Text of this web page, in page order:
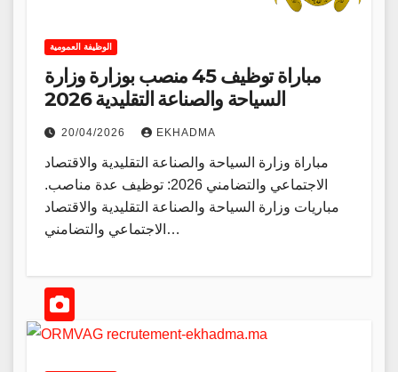
الوظيفة العمومية
مباراة توظيف 45 منصب بوزارة وزارة
السياحة والصناعة التقليدية 2026
20/04/2026 EKHADMA
مباراة وزارة السياحة والصناعة التقليدية والاقتصاد
الاجتماعي والتضامني 2026: توظيف عدة مناصب.
مباريات وزارة السياحة والصناعة التقليدية والاقتصاد
الاجتماعي والتضامني…